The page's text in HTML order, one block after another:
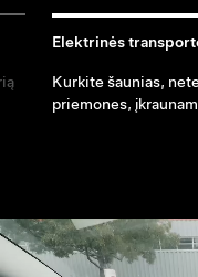
Elektrinės
Kurkite šaunias,
priemones,